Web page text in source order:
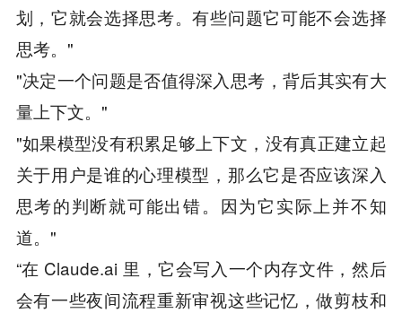
划，它就会选择思考。有些问题它可能不会选择
思考。"
"决定一个问题是否值得深入思考，背后其实有大
量上下文。"
"如果模型没有积累足够上下文，没有真正建立起
关于用户是谁的心理模型，那么它是否应该深入
思考的判断就可能出错。因为它实际上并不知
道。"
“在 Claude.ai 里，它会写入一个内存文件，然后
会有一些夜间流程重新审视这些记忆，做剪枝和